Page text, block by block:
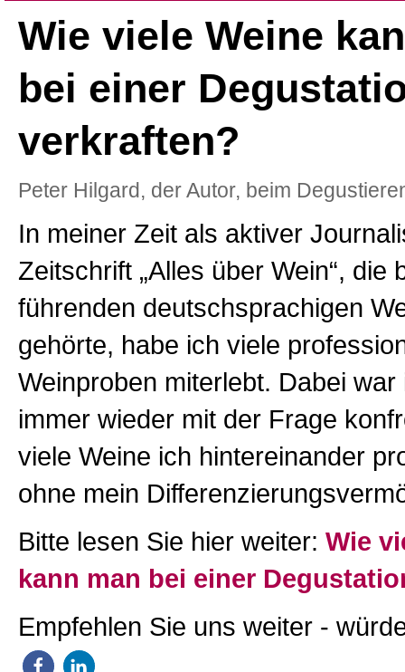
Wie viele Weine
bei einer
verkraften?
Peter Hilgard, der Autor, beim
In meiner Zeit als aktiver
Zeitschrift „Alles über Wein“, die
führenden deutschsprachigen
gehörte, habe ich viele
Weinproben miterlebt. Dabei
immer wieder mit der Frage
viele Weine ich hintereinander
ohne mein
Bitte lesen Sie hier weiter: Wie
kann man bei einer
Empfehlen Sie uns weiter -